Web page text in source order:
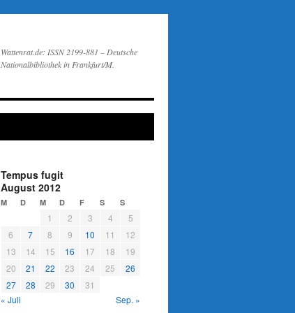
Wattenrat.de: ISSN 2199-881 – Deutsche
Nationalbibliothek in Frankfurt/M.
Tempus fugit
August 2012
M D M D F S S
1 2 3 4
5
6
7 8 9 10 11
12
13
14 15 16 17 18
19
20
21 22 23 24 25
26
27
28 29 30
31
« Juli
Sep. »